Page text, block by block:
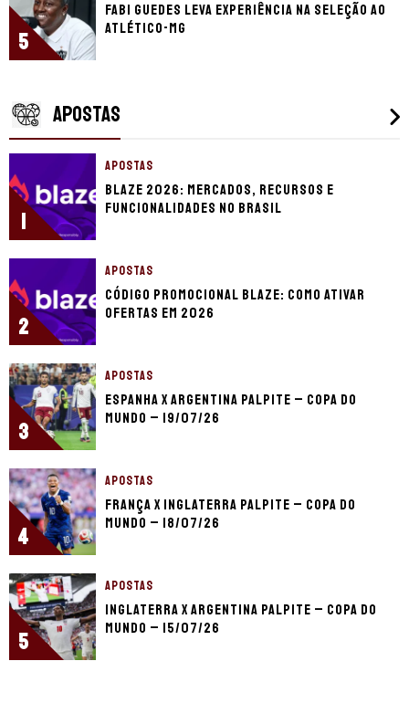
5
Fabi Guedes leva experiência na seleção ao
Atlético-MG
APOSTAS
1
APOSTAS
Blaze 2026: mercados, recursos e
funcionalidades no Brasil
2
APOSTAS
Código promocional Blaze: como ativar
ofertas em 2026
3
APOSTAS
Espanha x Argentina palpite – Copa do
Mundo – 19/07/26
4
APOSTAS
França x Inglaterra palpite – Copa do
Mundo – 18/07/26
5
APOSTAS
Inglaterra x Argentina palpite – Copa do
Mundo – 15/07/26